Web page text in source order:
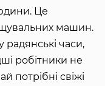
Це
машин.
часи,
робітники не
потрібні свіжі